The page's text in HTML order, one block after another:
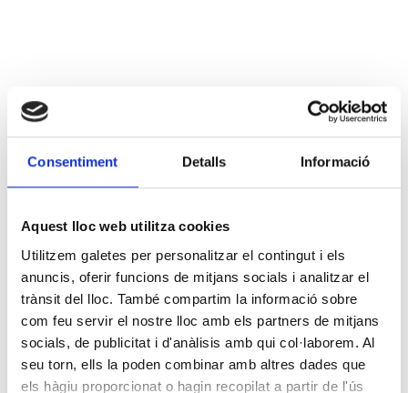
Consentiment Detalls Informació
Aquest lloc web utilitza cookies
Utilitzem galetes per personalitzar el contingut i els
anuncis, oferir funcions de mitjans socials i analitzar el
trànsit del lloc. També compartim la informació sobre
com feu servir el nostre lloc amb els partners de mitjans
socials, de publicitat i d'anàlisis amb qui col·laborem. Al
seu torn, ells la poden combinar amb altres dades que
els hàgiu proporcionat o hagin recopilat a partir de l'ús